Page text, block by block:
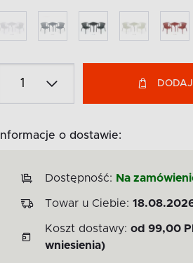
Informacje o dostawie:
Dostępność: Na
Towar u Ciebie:
Koszt dostawy: od 99,00
wniesienia)